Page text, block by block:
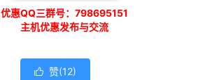
优惠QQ三群号：798695151
主机优惠发布与交流
 赞(12)